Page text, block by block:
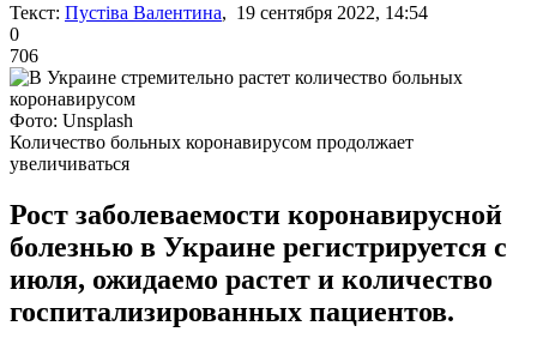
Текст: Пустіва Валентина, 19 сентября 2022, 14:54
0
706
Фото: Unsplash
Количество больных коронавирусом продолжает
увеличиваться
Рост заболеваемости коронавирусной
болезнью в Украине регистрируется с
июля, ожидаемо растет и количество
госпитализированных пациентов.